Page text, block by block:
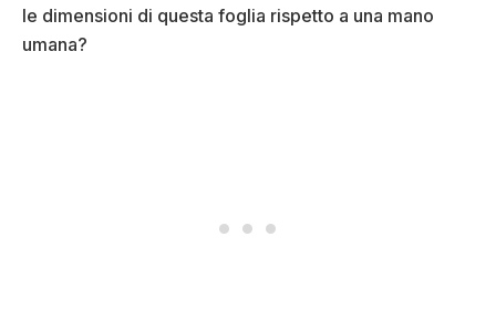
le dimensioni di questa foglia rispetto a una mano
umana?